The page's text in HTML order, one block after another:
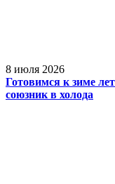
8 июля 2026
Готовимся к зиме
союзник в холода